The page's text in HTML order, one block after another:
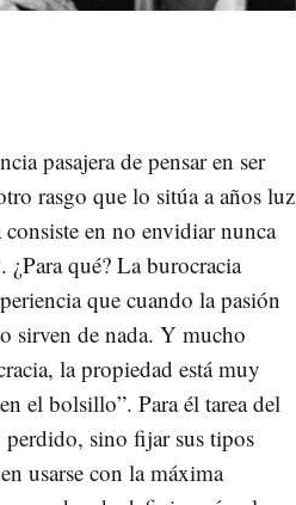
pasajera de pensar en ser
rasgo que lo sitúa a años luz
en no envidiar nunca
qué? La burocracia
que cuando la pasión
sirven de nada. Y mucho
la propiedad está muy
el bolsillo”. Para él tarea del
sino fijar sus tipos
usarse con la máxima